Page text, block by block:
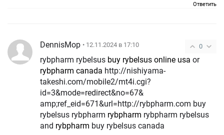
Ответить
0
DennisMop • 12.11.2024 в 17:10
rybpharm rybelsus buy rybelsus online usa or
rybpharm canada
takeshi.com/mobile2/mt4i.cgi?
id=3&mode=redirect&no=67&
amp;ref_eid=671&url=http://rybpharm.com buy
rybelsus rybpharm rybpharm rybpharm rybelsus
and rybpharm buy rybelsus canada